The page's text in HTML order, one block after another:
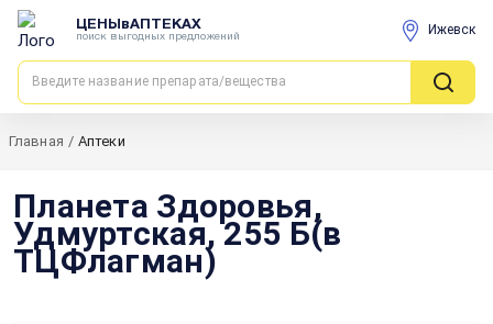
ЦЕНЫвАПТЕКАХ
поиск выгодных предложений Ижевск
Главная / Аптеки
Планета Здоровья,
Удмуртская, 255 Б(в
ТЦФлагман)